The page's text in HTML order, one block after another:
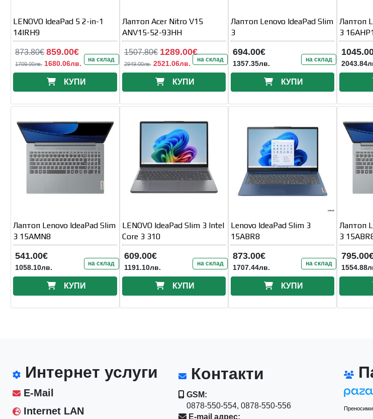
LENOVO IdeaPad 5 2-in-1
14IRH9
873.80€ 859.00€
1709.00лв. 1680.06лв. на склад
КУПИ
Лаптоп Acer Nitro V15
ANV15-52-93HH
1507.80€ 1289.00€
2949.00лв. 2521.06лв. на склад
КУПИ
Лаптоп Lenovo IdeaPad Slim
3
694.00€
1357.35лв. на склад
КУПИ
Лаптоп
3
Лаптоп Lenovo IdeaPad Slim
3 15AMN8
541.00€
1058.10лв. на склад
КУПИ
LENOVO IdeaPad Slim 3 Intel
Core 3 310
609.00€
1191.10лв. на склад
КУПИ
Lenovo IdeaPad Slim 3
15ABR8
873.00€
1707.44лв. на склад
КУПИ
Лаптоп
3
Интернет услуги
E-Mail
Internet LAN
Контакти
GSM:
0878-550-554, 0878-550-556
E-mail адрес: